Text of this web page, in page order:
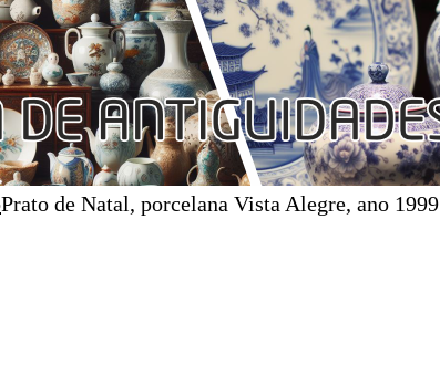
Prato de Natal, porcelana Vista Alegre, ano 1999